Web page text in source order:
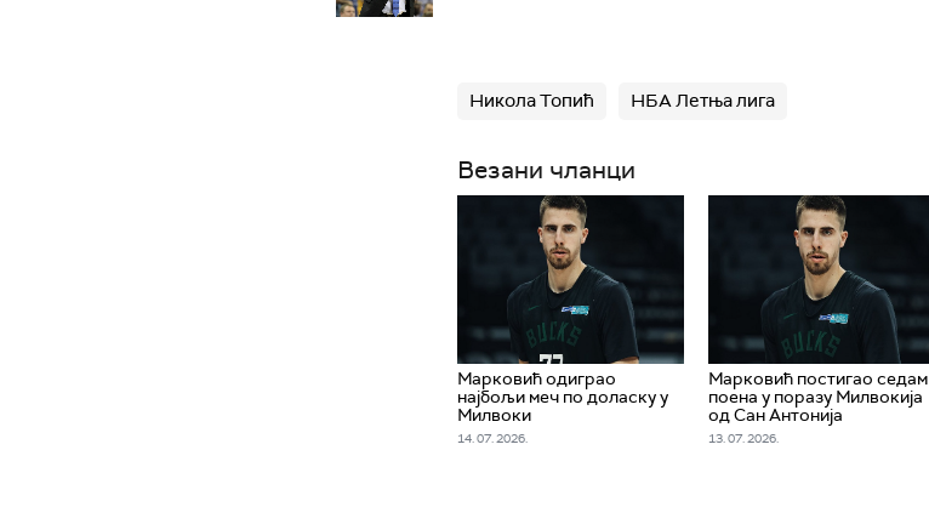
Никола Топић НБА Летња лига
Везани чланци
Марковић одиграо
најбољи меч по доласку у
Милвоки
14. 07. 2026.
Марковић постигао седам
поена у поразу Милвокија
од Сан Антонија
13. 07. 2026.